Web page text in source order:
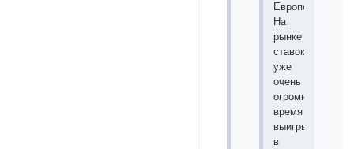
Европе.
На
рынке
ставок
уже
очень
огромное
время
выигрывать
в